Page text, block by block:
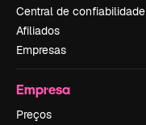
Central de confiabilidade
Afiliados
Empresas
Empresa
Preços